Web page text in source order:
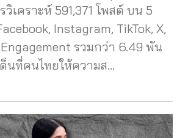
เคราะห์ 591,371 โพสต์ บน 5
Instagram, TikTok, X,
รวมกว่า 6.49 พัน
นที่คนไทยให้ความส…